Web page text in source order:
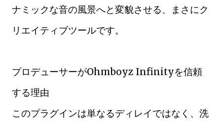
ナミックな音の風景へと変貌させる、まさにク
リエイティブツールです。
プロデューサーがOhmboyz Infinityを信頼
する理由
このプラグインは単なるディレイではなく、洗